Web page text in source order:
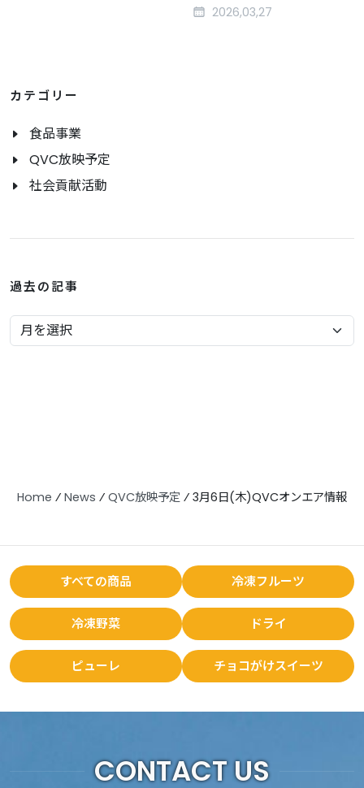
2026,03,27
カテゴリー
食品事業
QVC放映予定
社会貢献活動
過去の記事
Home ⁄ News ⁄ QVC放映予定 ⁄ 3月6日(木)QVCオンエア情報
すべての商品 冷凍フルーツ
冷凍野菜 ドライ
ピューレ チョコがけスイーツ
CONTACT US